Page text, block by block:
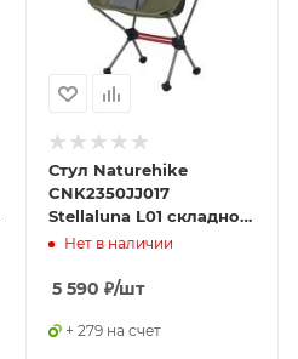
Стул Naturehike
CNK2350JJ017
Stellaluna L01 складной
зеленый,
Нет в наличии
5 590 ₽/шт
+ 279 на счет